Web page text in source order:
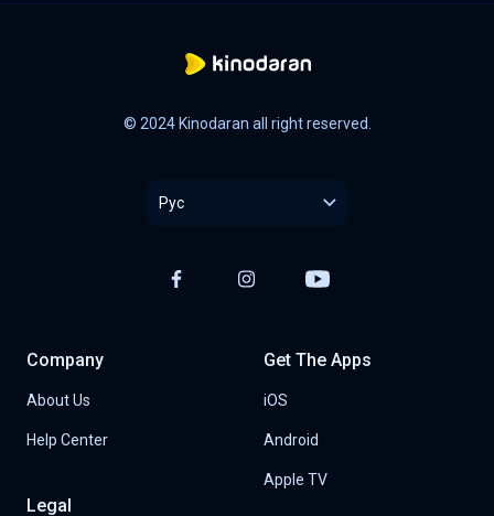
© 2024 Kinodaran all right reserved.
Рус
Company
About Us
Help Center
Get The Apps
iOS
Android
Apple TV
Legal